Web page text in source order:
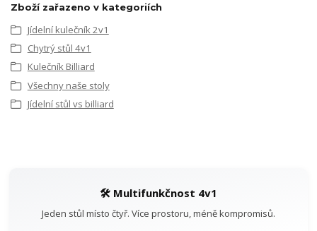
Zboží zařazeno v kategoriích
Jídelní kulečník 2v1
Chytrý stůl 4v1
Kulečník Billiard
Všechny naše stoly
Jídelní stůl vs billiard
🛠️ Multifunkčnost 4v1
Jeden stůl místo čtyř. Více prostoru, méně kompromisů.